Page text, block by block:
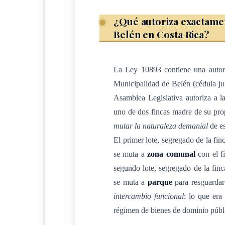
Se autoriza a la Municipalidad de Belén,
nueve cero (n.º 3-014-042090), a segregar
0938237-1990), que se describe: ubicado en
naturaleza: destinado a zona comunal; mide
cuadrados (3970.77 m2), colinda al norte con
en parte, al sur con acequia en medio
Bautista Ugalde Castro, ambos en parte, y al
El lote autorizado a segregar, en cabeza
Belén, inscrita en el Registro Nacional de la
uno dos nueve dos cuatro siete- cero cero
cantón 7°, Belén, de la provincia de Heredia,
comunal con un área de setecientos
¿Qué autoriza
Belén en Costa Rica?
La Ley 10893 contiene una
Municipalidad de Belén (cédula
Asamblea Legislativa autoriza a
uno de dos fincas madre de su
mutar la naturaleza demanial de
El primer lote, segregado de la
se muta azona comunalcon el
segundo lote, segregado de la
se muta a parquepara
intercambio funcional: lo que era
régimen de bienes de dominio